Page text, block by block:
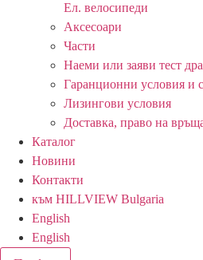
Ел. велосипеди
Аксесоари
Части
Наеми или заяви тест
Гаранционни условия и
Лизингови условия
Доставка, право на
Каталог
Новини
Контакти
към HILLVIEW Bulgaria
English
English